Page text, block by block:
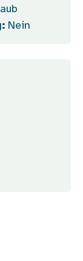
Nein